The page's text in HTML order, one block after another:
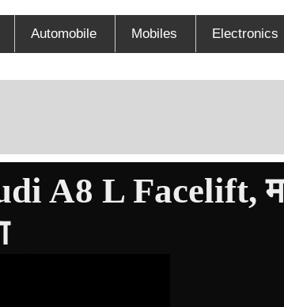
Automobile Mobiles Electronics
A8 L Facelift,